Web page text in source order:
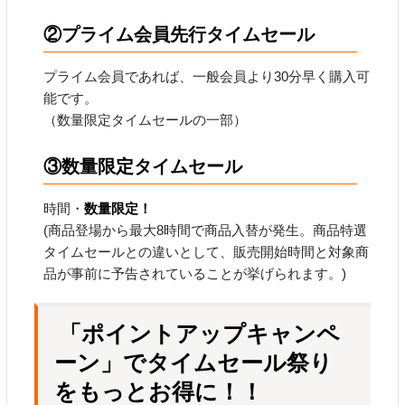
②プライム会員先行タイムセール
プライム会員であれば、一般会員より30分早く購入可
能です。
（数量限定タイムセールの一部）
③数量限定タイムセール
時間・ 数量限定！
(商品登場から最大8時間で商品入替が発生。商品特選
タイムセールとの違いとして、販売開始時間と対象商
品が事前に予告されていることが挙げられます。)
「ポイントアップキャンペ
ーン」でタイムセール祭り
をもっとお得に！！